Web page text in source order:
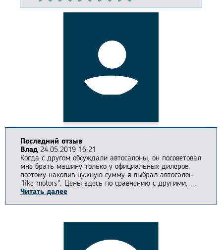
Последний отзыв
Влад 24.05.2019 16:21
Когда с другом обсуждали автосалоны, он посоветовал
мне брать машину только у официальных дилеров,
поэтому накопив нужную сумму я выбрал автосалон
"like motors". Цены здесь по сравнению с другими, ...
Читать далее